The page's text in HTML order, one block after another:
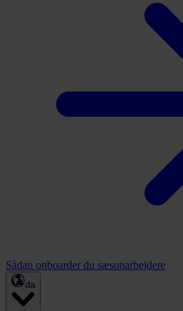
Sådan onboarder du sæsonarbejdere
da